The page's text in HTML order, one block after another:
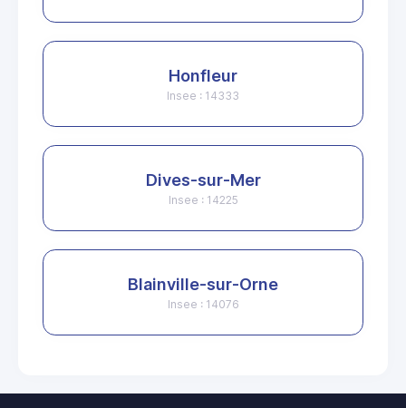
Honfleur
Insee : 14333
Dives-sur-Mer
Insee : 14225
Blainville-sur-Orne
Insee : 14076